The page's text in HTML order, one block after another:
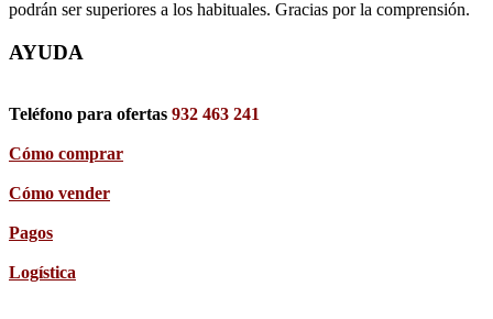
podrán ser superiores a los habituales. Gracias por la comprensión.
AYUDA
Teléfono para ofertas 932 463 241
Cómo comprar
Cómo vender
Pagos
Logística